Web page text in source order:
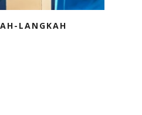
LANGKAH